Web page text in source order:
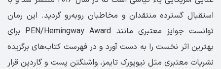
استقبال گسترده منتقدان و مخاطبان روبه‌رو گردید. این رمان
توانست جوایز معتبری مانند PEN/Hemingway Award برای
بهترین اثر نخست را به دست آورد و در فهرست کتاب‌های برگزیده
نشریات معتبری مثل نیویورک تایمز، واشنگتن پست و گاردین قرار